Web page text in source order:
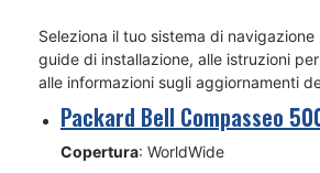
Seleziona il tuo sistema di
guide di installazione, alle istruzioni
alle informazioni sugli aggiornamenti
Packard Bell Compasseo
Copertura: WorldWide